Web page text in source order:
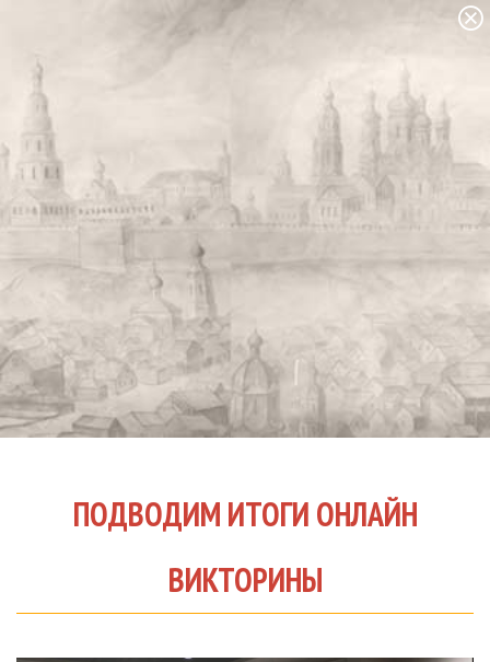
ПОДВОДИМ ИТОГИ ОНЛАЙН
ВИКТОРИНЫ